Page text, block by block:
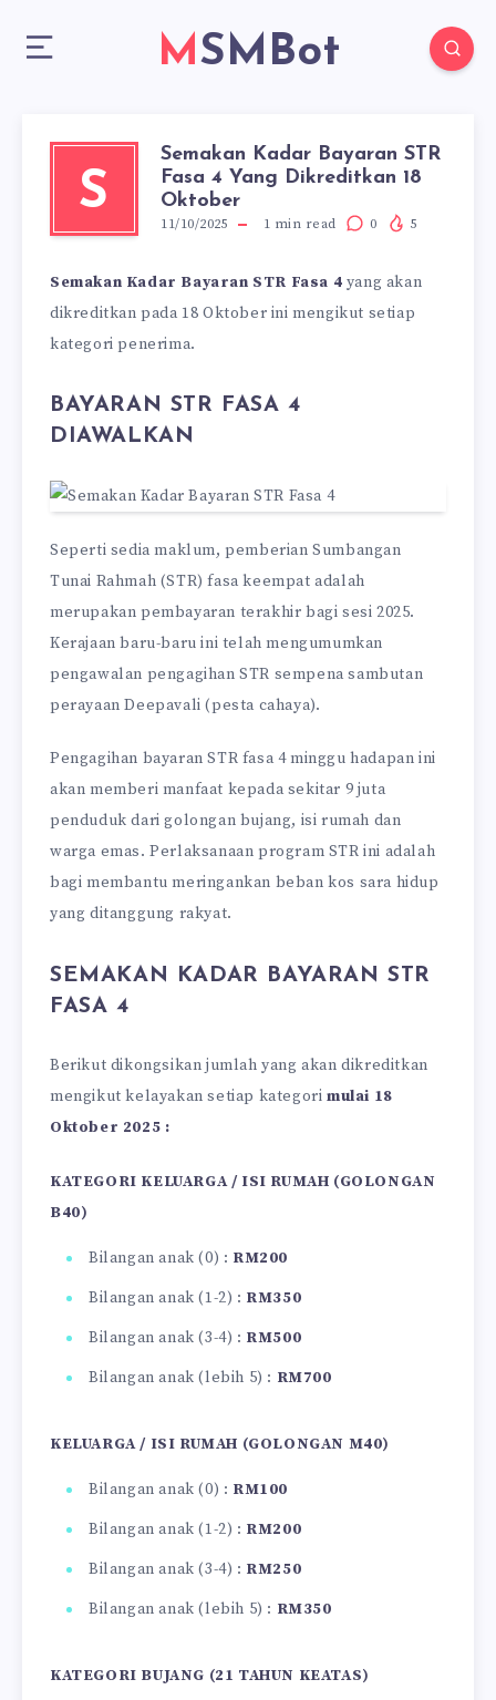
MSMBot
S
Semakan Kadar Bayaran STR
Fasa 4 Yang Dikreditkan 18
Oktober
11/10/2025 1 min read 0 5
Semakan Kadar Bayaran STR Fasa 4 yang akan
dikreditkan pada 18 Oktober ini mengikut setiap
kategori penerima.
BAYARAN STR FASA 4
DIAWALKAN
Seperti sedia maklum, pemberian Sumbangan
Tunai Rahmah (STR) fasa keempat adalah
merupakan pembayaran terakhir bagi sesi 2025.
Kerajaan baru-baru ini telah mengumumkan
pengawalan pengagihan STR sempena sambutan
perayaan Deepavali (pesta cahaya).
Pengagihan bayaran STR fasa 4 minggu hadapan ini
akan memberi manfaat kepada sekitar 9 juta
penduduk dari golongan bujang, isi rumah dan
warga emas. Perlaksanaan program STR ini adalah
bagi membantu meringankan beban kos sara hidup
yang ditanggung rakyat.
SEMAKAN KADAR BAYARAN STR
FASA 4
Berikut dikongsikan jumlah yang akan dikreditkan
mengikut kelayakan setiap kategorimulai 18
Oktober 2025 :
KATEGORI KELUARGA / ISI RUMAH (GOLONGAN
B40)
Bilangan anak (0) : RM200
Bilangan anak (1-2) : RM350
Bilangan anak (3-4) : RM500
Bilangan anak (lebih 5) : RM700
KELUARGA / ISI RUMAH (GOLONGAN M40)
Bilangan anak (0) : RM100
Bilangan anak (1-2) : RM200
Bilangan anak (3-4) : RM250
Bilangan anak (lebih 5) : RM350
KATEGORI BUJANG (21 TAHUN KEATAS)